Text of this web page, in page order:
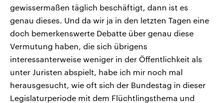
gewissermaßen täglich beschäftigt, dann ist es
genau dieses. Und da wir ja in den letzten Tagen eine
doch bemerkenswerte Debatte über genau diese
Vermutung haben, die sich übrigens
interessanterweise weniger in der Öffentlichkeit als
unter Juristen abspielt, habe ich mir noch mal
herausgesucht, wie oft sich der Bundestag in dieser
Legislaturperiode mit dem Flüchtlingsthema und